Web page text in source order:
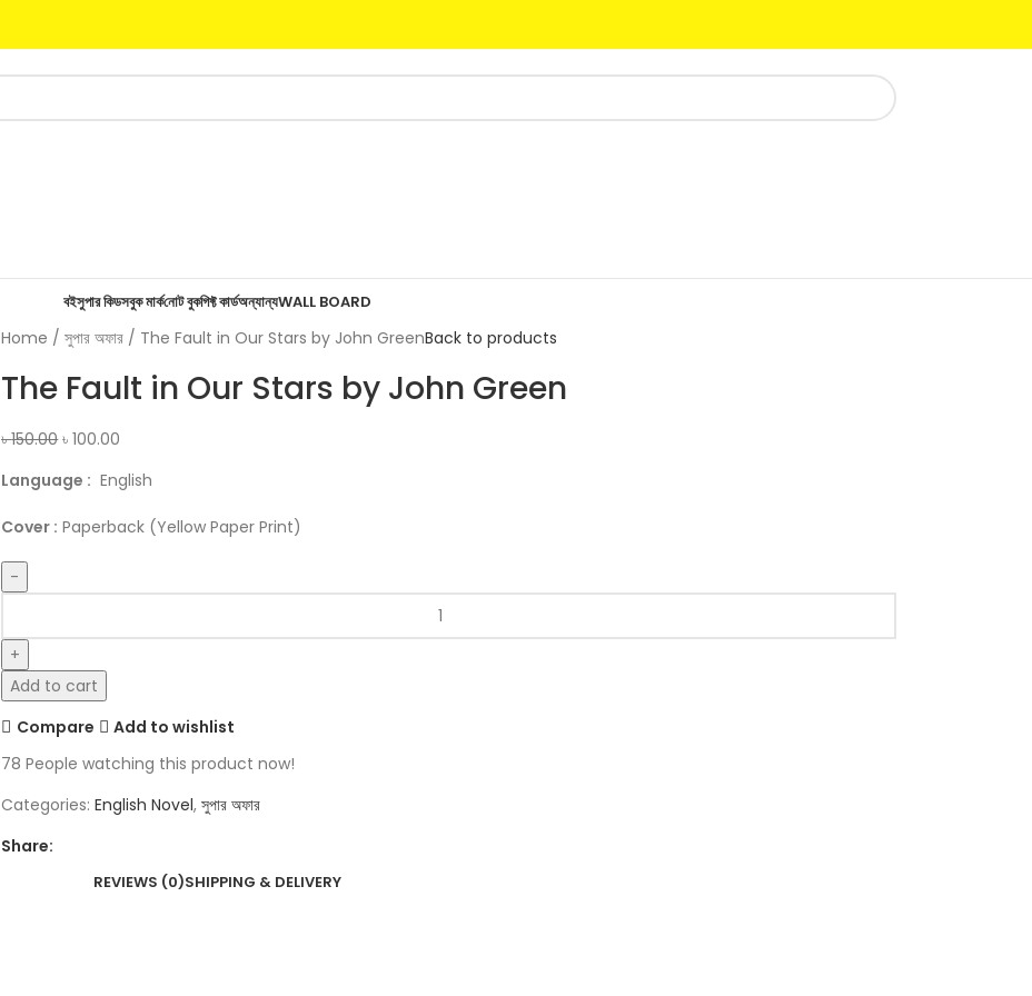
বইসুপার কিডসবুক মার্কনোট বুকগিফ্ট কার্ডঅন্যান্যWALL BOARD
Home সুপার অফার The Fault in Our Stars by John GreenBack to products
The Fault in Our Stars by John Green
৳150.00 ৳100.00
Language : English
Cover : Paperback (Yellow Paper Print)
Add to cart
Compare
Add to wishlist
78 People watching this product now!
Categories: English Novel, সুপার অফার
Share:
REVIEWS (0)SHIPPING & DELIVERY